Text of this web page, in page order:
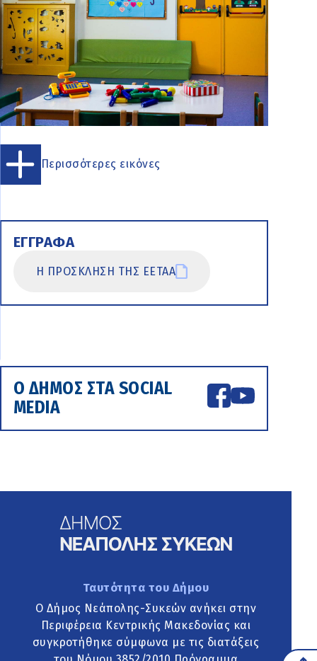
Περισσότερες εικόνες
ΕΓΓΡΑΦΑ
Η ΠΡΟΣΚΛΗΣΗ ΤΗΣ ΕΕΤΑΑ
Ο ΔΗΜΟΣ ΣΤΑ SOCIAL
MEDIA
Ταυτότητα του Δήμου
Ο Δήμος Νεάπολης-Συκεών ανήκει στην
Περιφέρεια Κεντρικής Μακεδονίας και
συγκροτήθηκε σύμφωνα με τις διατάξεις